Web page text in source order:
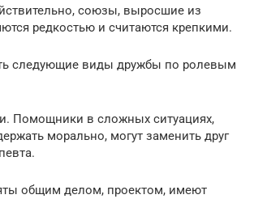
союзы, выросшие из
редкостью и считаются крепкими.
следующие виды дружбы по ролевым
Помощники в сложных ситуациях,
морально, могут заменить друг
общим делом, проектом, имеют